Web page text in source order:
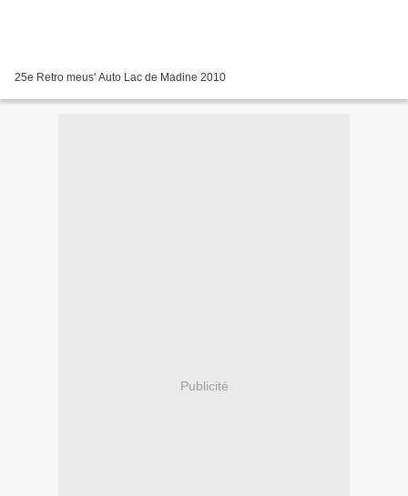
25e Retro meus' Auto Lac de Madine 2010
Publicité